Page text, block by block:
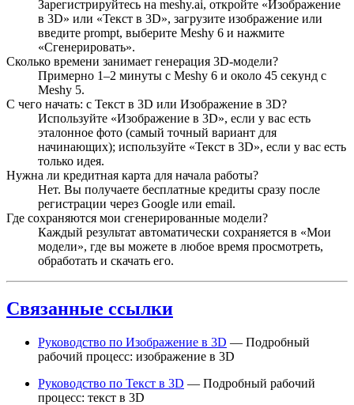
Зарегистрируйтесь на meshy.ai, откройте «Изображение
в 3D» или «Текст в 3D», загрузите изображение или
введите prompt, выберите Meshy 6 и нажмите
«Сгенерировать».
Сколько времени занимает генерация 3D-модели?
Примерно 1–2 минуты с Meshy 6 и около 45 секунд с
Meshy 5.
С чего начать: с Текст в 3D или Изображение в 3D?
Используйте «Изображение в 3D», если у вас есть
эталонное фото (самый точный вариант для
начинающих); используйте «Текст в 3D», если у вас есть
только идея.
Нужна ли кредитная карта для начала работы?
Нет. Вы получаете бесплатные кредиты сразу после
регистрации через Google или email.
Где сохраняются мои сгенерированные модели?
Каждый результат автоматически сохраняется в «Мои
модели», где вы можете в любое время просмотреть,
обработать и скачать его.
Связанные ссылки
Руководство по Изображение в 3D — Подробный
рабочий процесс: изображение в 3D
Руководство по Текст в 3D — Подробный рабочий
процесс: текст в 3D